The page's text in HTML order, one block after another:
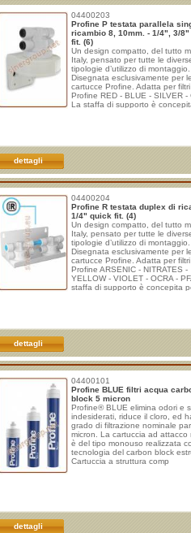
04400203
Profine P testata parallela
ricambio 8, 10mm. - 1/4", 3/
fit. (6)
Un design compatto, del tutto
Italy, pensato per tutte le
tipologie d’utilizzo di montaggio.
Disegnata esclusivamente per
cartucce Profine. Adatta per filtri
Profine RED - BLUE - SILVER -
La staffa di supporto è
dettagli
04400204
Profine R testata duplex di
1/4" quick fit. (4)
Un design compatto, del tutto
Italy, pensato per tutte le
tipologie d’utilizzo di montaggio.
Disegnata esclusivamente per
cartucce Profine. Adatta per filtri
Profine ARSENIC - NITRATES -
YELLOW - VIOLET - OCRA -
staffa di supporto è concepita
vibrazioni. La cartuccia rapida è
dettagli
04400101
Profine BLUE filtri acqua
block 5 micron
Profine® BLUE elimina odori e
indesiderati, riduce il cloro, ed
grado di filtrazione nominale
micron. La cartuccia ad attacco
è del tipo monouso realizzata
tecnologia del carbon block
Cartuccia a struttura comp
dettagli